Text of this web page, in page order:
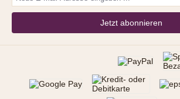
Jetzt abonnieren